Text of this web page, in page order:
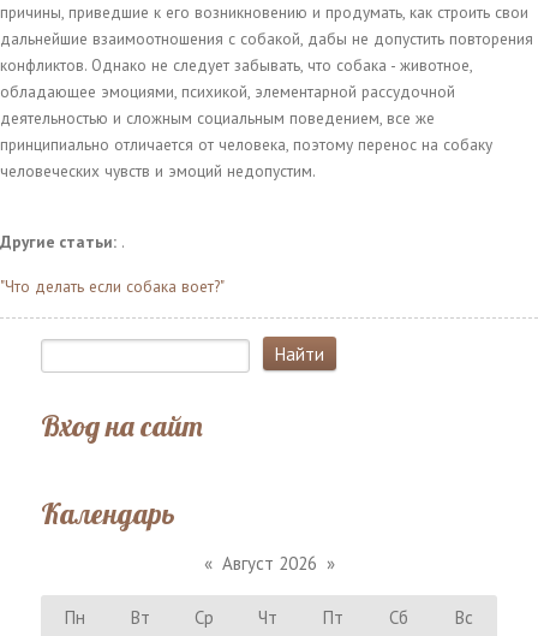
причины, приведшие к его возникновению и продумать, как строить свои
дальнейшие взаимоотношения с собакой, дабы не допустить повторения
конфликтов. Однако не следует забывать, что собака - животное,
обладающее эмоциями, психикой, элементарной рассудочной
деятельностью и сложным социальным поведением, все же
принципиально отличается от человека, поэтому перенос на собаку
человеческих чувств и эмоций недопустим.
Другие статьи: .
"Что делать если собака воет?"
Вход на сайт
Календарь
« Август 2026 »
Пн Вт Ср Чт Пт Сб Вс